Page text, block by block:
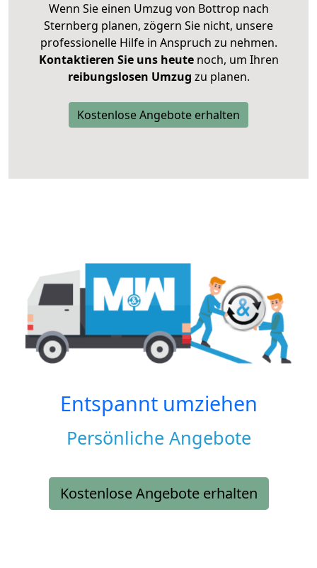
Wenn Sie einen Umzug von Bottrop nach
Sternberg planen, zögern Sie nicht, unsere
professionelle Hilfe in Anspruch zu nehmen.
Kontaktieren Sie uns heutenoch, um Ihren
reibungslosen Umzug zu planen.
Kostenlose Angebote erhalten
Entspannt umziehen
Persönliche Angebote
Kostenlose Angebote erhalten